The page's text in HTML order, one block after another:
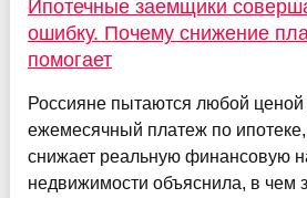
Ипотечные заемщики
ошибку. Почему снижение
помогает
Россияне пытаются любой
ежемесячный платеж по ипотеке,
снижает реальную финансовую
недвижимости объяснила, в чем